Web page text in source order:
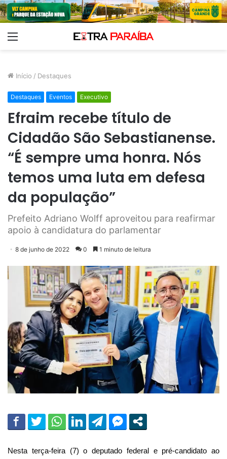
Início / Destaques
Destaques Eventos Executivo
Efraim recebe título de
Cidadão São Sebastianense.
“É sempre uma honra. Nós
temos uma luta em defesa
da população”
Prefeito Adriano Wolff aproveitou para reafirmar
apoio à candidatura do parlamentar
8 de junho de 2022 0 1 minuto de leitura
Nesta terça-feira (7) o deputado federal e pré-candidato ao